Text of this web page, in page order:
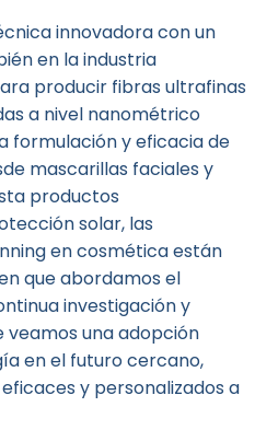
innovadora con un
en la industria
producir fibras ultrafinas
a nivel nanométrico
formulación y eficacia de
mascarillas faciales y
productos
solar, las
en cosmética están
que abordamos el
investigación y
veamos una adopción
en el futuro cercano,
y personalizados a